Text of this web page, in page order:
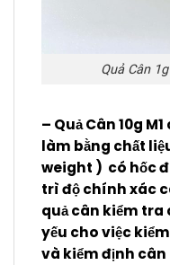
Quả Cân
– Quả Cân 10g
làm bằng chất
weight ) có hốc
trì độ chính xác
quả cân kiểm tra
yếu cho việc
và kiểm định